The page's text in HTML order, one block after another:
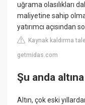
uğrama olasılıkları
maliyetine sahip
yatırımcı açısından
Kaynak kaldırma
getmidas.com
Şu anda altına
Altın, çok eski